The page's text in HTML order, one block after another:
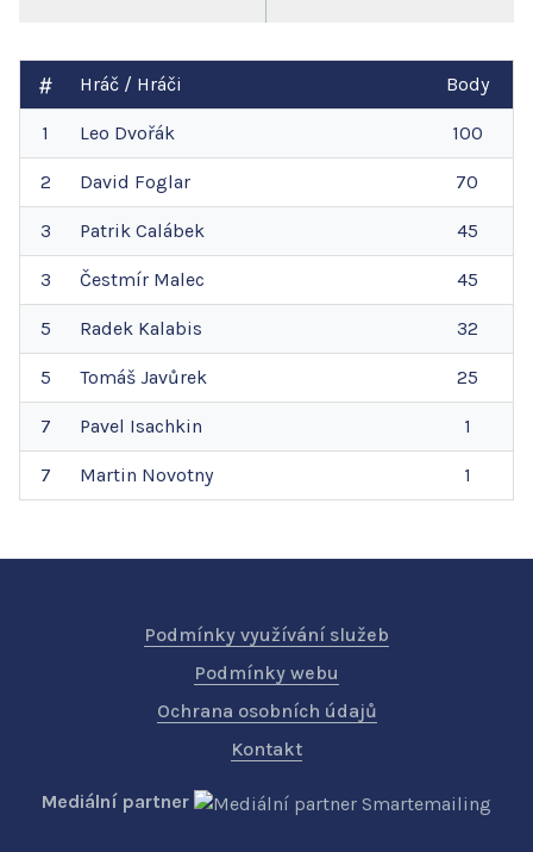
Hráč / Hráči Body
1 Leo Dvořák 100
2 David Foglar 70
3 Patrik Calábek 45
3 Čestmír Malec 45
5 Radek Kalabis 32
5 Tomáš Javůrek 25
7 Pavel Isachkin 1
7 Martin Novotny 1
Podmínky využívání služeb
Podmínky webu
Ochrana osobních údajů
Kontakt
Mediální partner